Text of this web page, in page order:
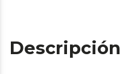
Descripción